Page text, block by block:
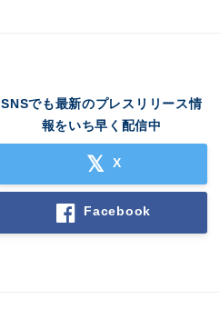
SNSでも最新のプレスリリース情
報をいち早く配信中
X
Facebook